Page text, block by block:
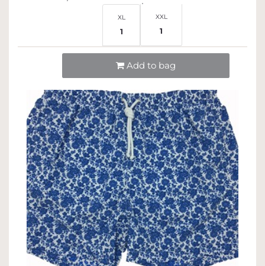
XL
1
XXL
1
Add to bag